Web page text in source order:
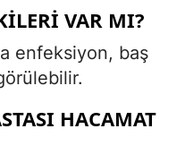
VAR MI?
enfeksiyon, baş
HACAMAT